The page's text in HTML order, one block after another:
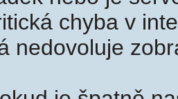
chyba v
nedovoluje